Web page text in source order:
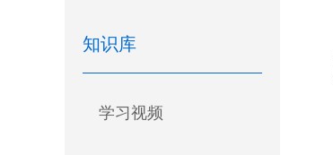
知识库
学习视频